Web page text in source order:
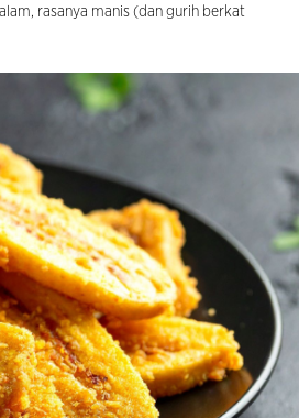
rasanya manis (dan gurih berkat